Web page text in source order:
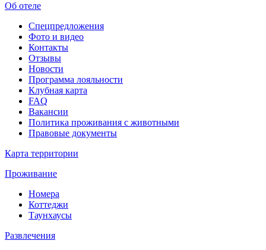
Об отеле
Спецпредложения
Фото и видео
Контакты
Отзывы
Новости
Программа лояльности
Клубная карта
FAQ
Вакансии
Политика проживания с животными
Правовые документы
Карта территории
Проживание
Номера
Коттеджи
Таунхаусы
Развлечения